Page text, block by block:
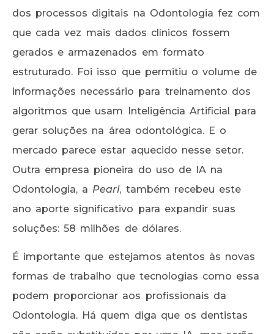
dos processos digitais na Odontologia fez com
que cada vez mais dados clínicos fossem
gerados e armazenados em formato
estruturado. Foi isso que permitiu o volume de
informações necessário para treinamento dos
algoritmos que usam Inteligência Artificial para
gerar soluções na área odontológica. E o
mercado parece estar aquecido nesse setor.
Outra empresa pioneira do uso de IA na
Odontologia, a Pearl, também recebeu este
ano aporte significativo para expandir suas
soluções: 58 milhões de dólares.
É importante que estejamos atentos às novas
formas de trabalho que tecnologias como essa
podem proporcionar aos profissionais da
Odontologia. Há quem diga que os dentistas